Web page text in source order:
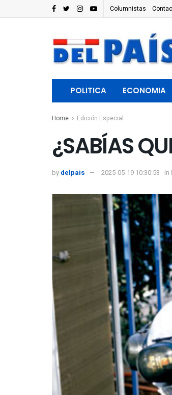
Columnistas
POLITICA ECONOMIA
Home Edición Especial
¿SABÍAS
by delpais 2025-05-19 10:30:53 in